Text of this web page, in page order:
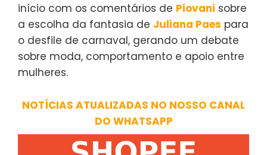
início com os comentários de Piovani sobre
a escolha da fantasia de Juliana Paes para
o desfile de carnaval, gerando um debate
sobre moda, comportamento e apoio entre
mulheres.
NOTÍCIAS ATUALIZADAS NO NOSSO CANAL
DO WHATSAPP